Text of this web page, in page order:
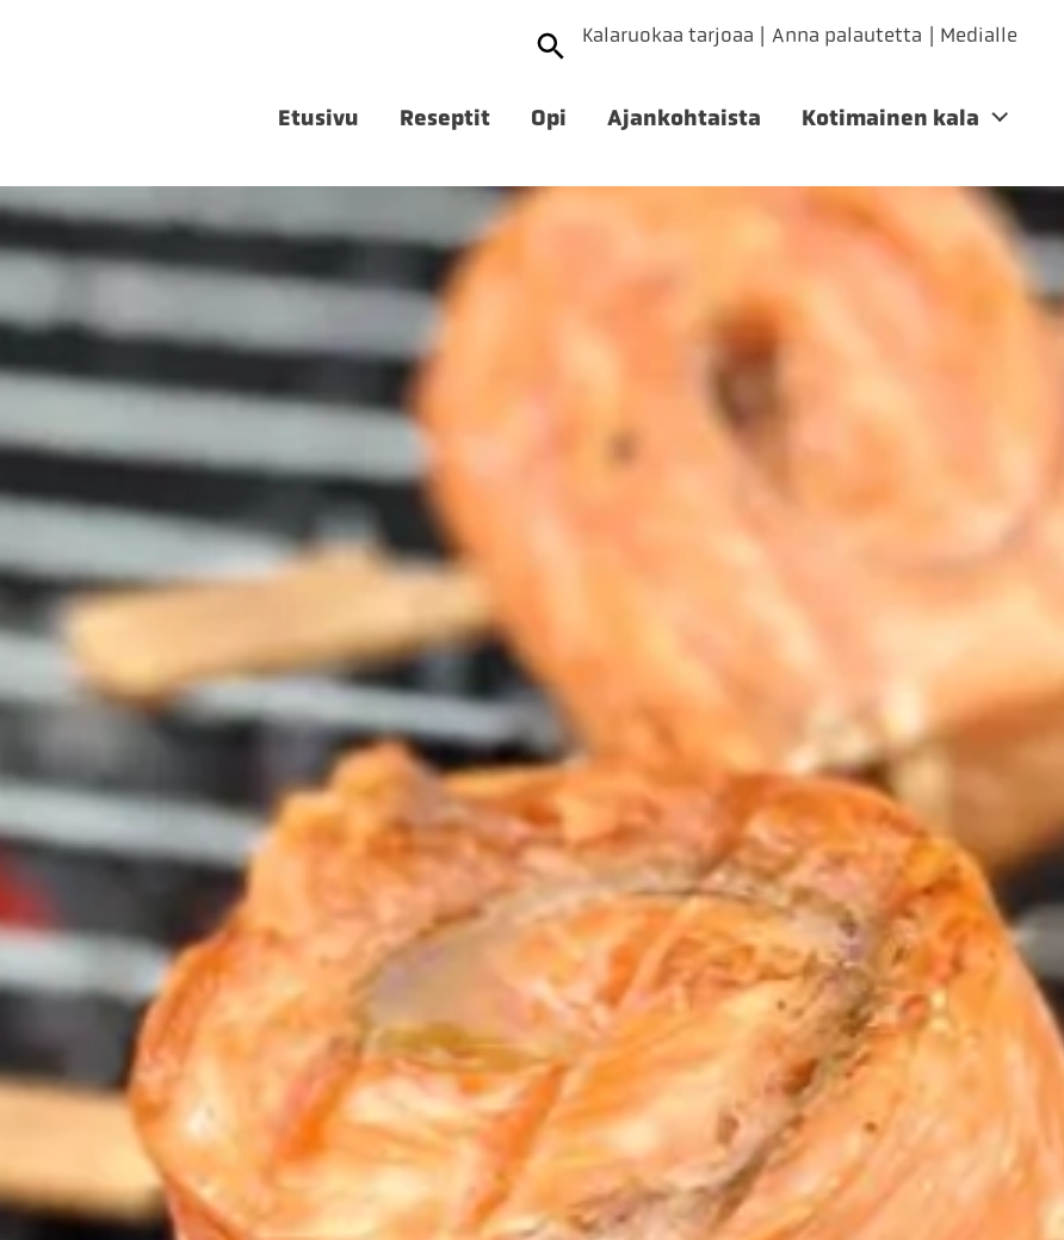
Kalaruokaa tarjoaa Anna palautetta Medialle
Etusivu Reseptit Opi Ajankohtaista Kotimainen kala